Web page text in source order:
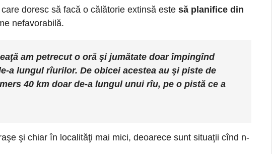
doresc să facă o călătorie extinsă este să planifice din
nefavorabilă.
am petrecut o oră şi jumătate doar împingînd
a lungul rîurilor. De obicei acestea au şi piste de
40 km doar de-a lungul unui rîu, pe o pistă ce a
şi chiar în localităţi mai mici, deoarece sunt situaţii cînd n-